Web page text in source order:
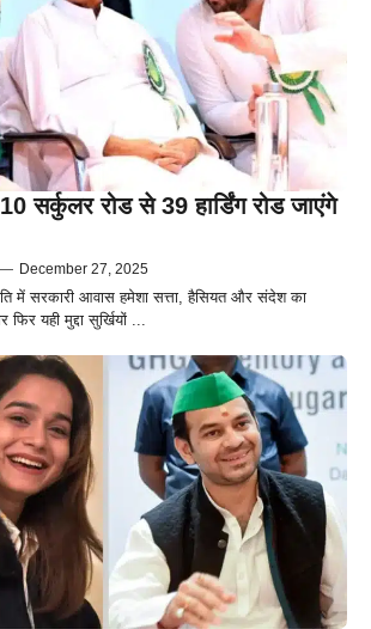
10 सर्कुलर रोड से 39 हार्डिंग रोड जाएंगे
— December 27, 2025
में सरकारी आवास हमेशा सत्ता, हैसियत और संदेश का
यही मुद्दा सुर्खियों ...